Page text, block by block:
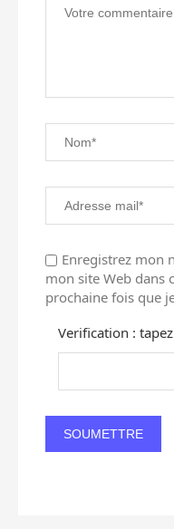
Enregistrez mon
mon site Web dans
prochaine fois que
Verification :